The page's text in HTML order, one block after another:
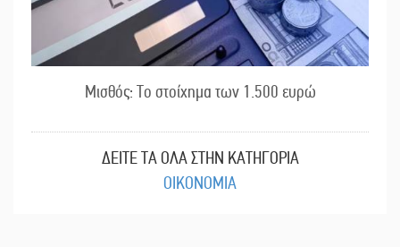
Μισθός: Το στοίχημα των 1.500 ευρώ
ΔΕΙΤΕ ΤΑ ΟΛΑ ΣΤΗΝ ΚΑΤΗΓΟΡΙΑ
ΟΙΚΟΝΟΜΙΑ